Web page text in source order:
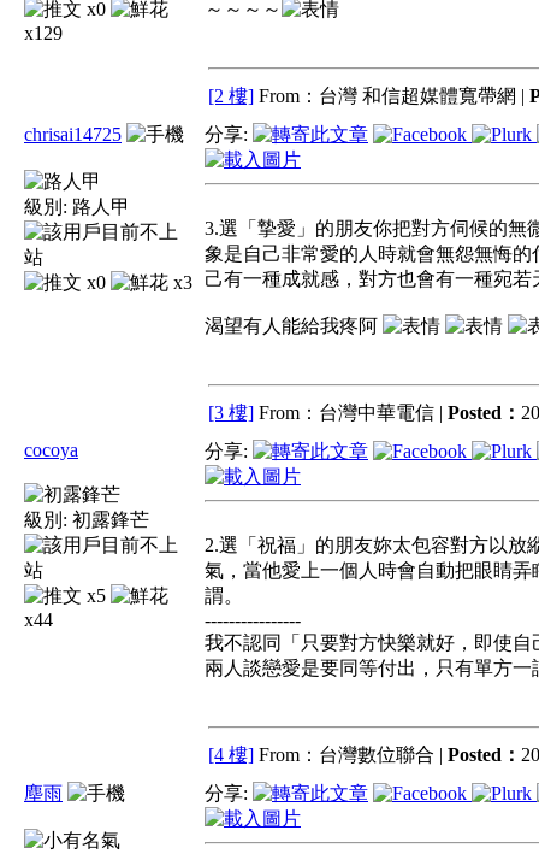
x0
x129
～～～～
[2 樓] From：台灣 和信超媒體寬帶網 |
chrisai14725
級別: 路人甲
x0 x3
分享:
3.選「摯愛」的朋友你把對方伺候的無
象是自己非常愛的人時就會無怨無悔
己有一種成就感，對方也會有一種宛
渴望有人能給我疼阿
[3 樓] From：台灣中華電信 | Posted：
cocoya
級別: 初露鋒芒
x5
x44
分享:
2.選「祝福」的朋友妳太包容對方以放
氣，當他愛上一個人時會自動把眼睛
謂。
----------------
我不認同「只要對方快樂就好，即使
兩人談戀愛是要同等付出，只有單方
[4 樓] From：台灣數位聯合 | Posted：
塵雨
分享: